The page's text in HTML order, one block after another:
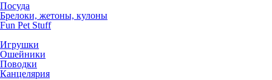
Посуда
Брелоки, жетоны, кулоны
Fun Pet Stuff
Игрушки
Ошейники
Поводки
Канцелярия